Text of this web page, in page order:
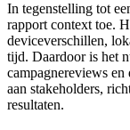
In tegenstelling tot
rapport context toe.
deviceverschillen,
tijd. Daardoor is het
campagnereviews
aan stakeholders,
resultaten.